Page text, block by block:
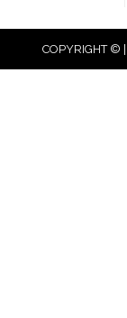
COPYRIGHT ©